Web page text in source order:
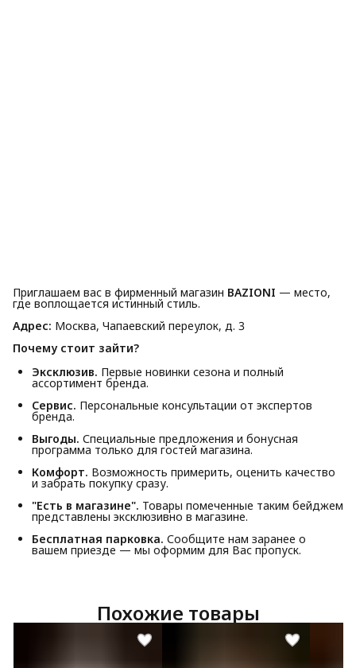
Приглашаем вас в фирменный магазин BAZIONI — место,
где воплощается истинный стиль.
Адрес: Москва, Чапаевский переулок, д. 3
Почему стоит зайти?
Эксклюзив. Первые новинки сезона и полный
ассортимент бренда.
Сервис. Персональные консультации от экспертов
бренда.
Выгоды. Специальные предложения и бонусная
программа только для гостей магазина.
Комфорт. Возможность примерить, оценить качество
и забрать покупку сразу.
"Есть в магазине". Товары помеченные таким бейджем
представлены эксклюзивно в магазине.
Бесплатная парковка. Сообщите нам заранее о
вашем приезде — мы оформим для Вас пропуск.
Похожие товары